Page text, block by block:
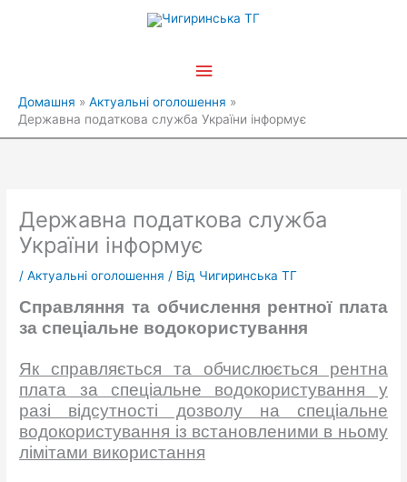
Головне
Домашня
Актуальні оголошення
Державна податкова служба України інформує
Державна податкова служба
України інформує
/Актуальні оголошення / Від Чигиринська ТГ
Справляння та обчислення рентноїплата
за спеціальне водокористування
Як справляється та обчислюється рентна
плата за спеціальне водокористування у
разі відсутності дозволу на спеціальне
водокористування із встановленими в ньому
лімітами використання